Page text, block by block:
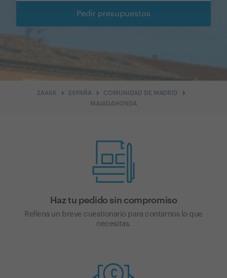
Pedir presupuestos
ZAASK arrow_right ESPAÑAarrow_right COMUNIDAD DE MADRID arrow_right
MAJADAHONDA
Haz tu pedido sin compromiso
Rellena un breve cuestionario para contarnos lo que
necesitas.